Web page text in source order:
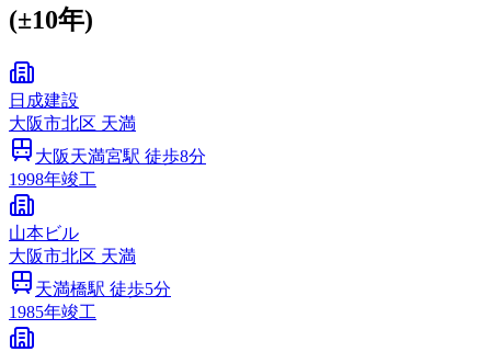
(±10年)
日成建設
大阪市北区 天満
大阪天満宮駅 徒歩8分
1998年竣工
山本ビル
大阪市北区 天満
天満橋駅 徒歩5分
1985年竣工